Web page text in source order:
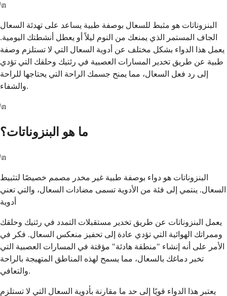
\n
البنزوناتات هو مثبط للسعال بوصفة طبية يساعد على تهدئة السعال
الجاف المستمر الذي يمنعك من النوم ليلاً أو يعطل أنشطتك اليومية.
يعمل هذا الدواء بشكل مختلف عن أدوية السعال التي لا تستلزم وصفة
طبية عن طريق تخدير المسارات العصبية في رئتيك وحلقك التي تؤدي
إلى رد فعل السعال، مما يمنح جسمك الراحة التي يحتاجها للراحة
والشفاء.
\n
ما هو البنزوناتات؟
\n
البنزوناتات هو دواء بوصفة طبية غير مخدر مصمم خصيصًا لتثبيط
السعال. ينتمي إلى فئة من الأدوية تسمى مضادات السعال، والتي تعني
أدوية
يعمل البنزوناتات عن طريق تخدير مستقبلات التمدد في رئتيك وحلقك
وممراتك الهوائية التي تؤدي عادة إلى تحفيز منعكس السعال. فكر في
الأمر على أنه إنشاء "منطقة هادئة" مؤقتة في المسارات العصبية التي
تخبر دماغك بالسعال، مما يسمح لهذه المناطق المتهيجة بالراحة
والتعافي.
يعتبر هذا الدواء قويًا إلى حد ما مقارنة بأدوية السعال التي لا تستلزم